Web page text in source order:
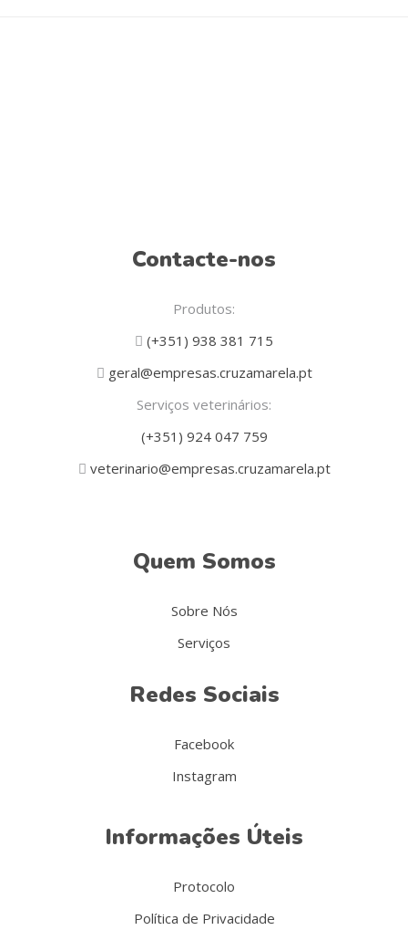
Contacte-nos
Produtos:
(+351) 938 381 715
geral@empresas.cruzamarela.pt
Serviços veterinários:
(+351) 924 047 759
veterinario@empresas.cruzamarela.pt
Quem Somos
Sobre Nós
Serviços
Redes Sociais
Facebook
Instagram
Informações Úteis
Protocolo
Política de Privacidade